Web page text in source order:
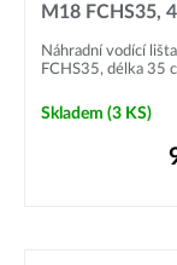
M18 FCHS35,
Náhradní vodící
FCHS35, délka 35
Skladem (3 KS)